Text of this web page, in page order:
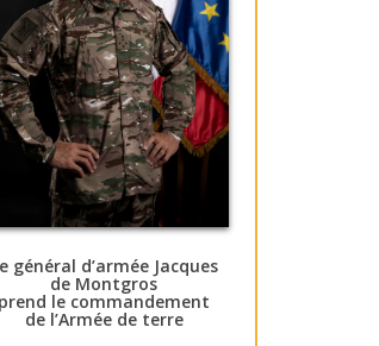
général d’armée Jacques
de Montgros
prend le commandement
de l’Armée de terre